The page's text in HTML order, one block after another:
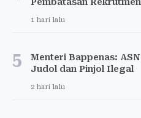
1 hari lalu
5
Menteri Bappenas:
Judol dan Pinjol Ilegal
2 hari lalu